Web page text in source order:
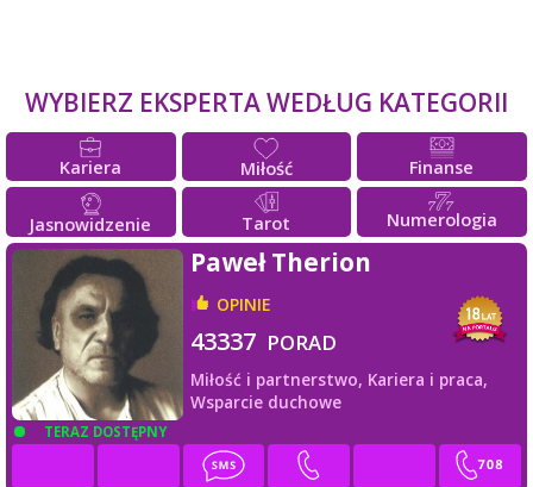
WYBIERZ EKSPERTA WEDŁUG KATEGORII
Kariera Miłość Finanse
Jasnowidzenie Tarot Numerologia
TERAZ DOSTĘPNY
Paweł Therion
OPINIE
43337 PORAD
Miłość i partnerstwo, Kariera i praca,
Wsparcie duchowe